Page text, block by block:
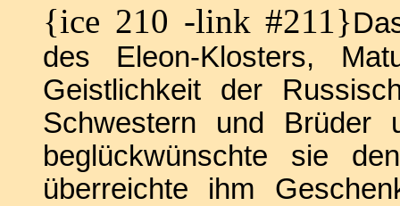
{ice 210 -link #211}
des Eleon-Klosters,
Geistlichkeit der
Schwestern und Brüder
beglückwünschte sie
überreichte ihm